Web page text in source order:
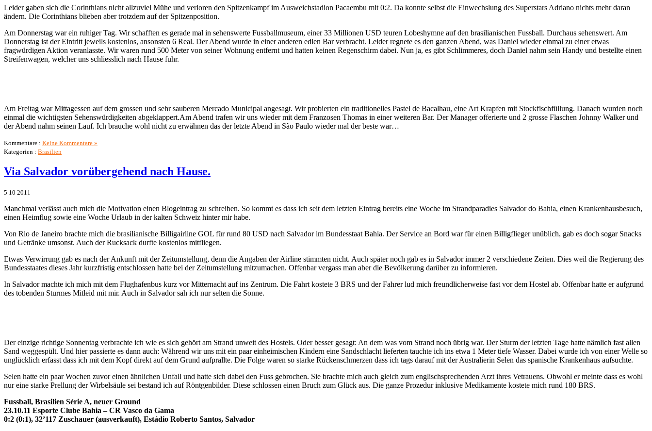
Leider gaben sich die Corinthians nicht allzuviel Mühe und verloren den Spitzenkampf im Ausweichstadion Pacaembu mit 0:2. Da konnte selbst die Einwechslung des Superstars Adriano nichts mehr daran
ändern. Die Corinthians blieben aber trotzdem auf der Spitzenposition.
Am Donnerstag war ein ruhiger Tag. Wir schafften es gerade mal in sehenswerte Fussballmuseum, einer 33 Millionen USD teuren Lobeshymne auf den brasilianischen Fussball. Durchaus sehenswert. Am
Donnerstag ist der Eintritt jeweils kostenlos, ansonsten 6 Real. Der Abend wurde in einer anderen edlen Bar verbracht. Leider regnete es den ganzen Abend, was Daniel wieder einmal zu einer etwas
fragwürdigen Aktion veranlasste. Wir waren rund 500 Meter von seiner Wohnung entfernt und hatten keinen Regenschirm dabei. Nun ja, es gibt Schlimmeres, doch Daniel nahm sein Handy und bestellte einen
Streifenwagen, welcher uns schliesslich nach Hause fuhr.
Am Freitag war Mittagessen auf dem grossen und sehr sauberen Mercado Municipal angesagt. Wir probierten ein traditionelles Pastel de Bacalhau, eine Art Krapfen mit Stockfischfüllung. Danach wurden noch
einmal die wichtigsten Sehenswürdigkeiten abgeklappert.Am Abend trafen wir uns wieder mit dem Franzosen Thomas in einer weiteren Bar. Der Manager offerierte und 2 grosse Flaschen Johnny Walker und
der Abend nahm seinen Lauf. Ich brauche wohl nicht zu erwähnen das der letzte Abend in São Paulo wieder mal der beste war…
Kommentare : Keine Kommentare »
Kategorien : Brasilien
Via Salvador vorübergehend nach Hause.
5 10 2011
Manchmal verlässt auch mich die Motivation einen Blogeintrag zu schreiben. So kommt es dass ich seit dem letzten Eintrag bereits eine Woche im Strandparadies Salvador do Bahia, einen Krankenhausbesuch,
einen Heimflug sowie eine Woche Urlaub in der kalten Schweiz hinter mir habe.
Von Rio de Janeiro brachte mich die brasilianische Billigairline GOL für rund 80 USD nach Salvador im Bundesstaat Bahia. Der Service an Bord war für einen Billigflieger unüblich, gab es doch sogar Snacks
und Getränke umsonst. Auch der Rucksack durfte kostenlos mitfliegen.
Etwas Verwirrung gab es nach der Ankunft mit der Zeitumstellung, denn die Angaben der Airline stimmten nicht. Auch später noch gab es in Salvador immer 2 verschiedene Zeiten. Dies weil die Regierung des
Bundesstaates dieses Jahr kurzfristig entschlossen hatte bei der Zeitumstellung mitzumachen. Offenbar vergass man aber die Bevölkerung darüber zu informieren.
In Salvador machte ich mich mit dem Flughafenbus kurz vor Mitternacht auf ins Zentrum. Die Fahrt kostete 3 BRS und der Fahrer lud mich freundlicherweise fast vor dem Hostel ab. Offenbar hatte er aufgrund
des tobenden Sturmes Mitleid mit mir. Auch in Salvador sah ich nur selten die Sonne.
Der einzige richtige Sonnentag verbrachte ich wie es sich gehört am Strand unweit des Hostels. Oder besser gesagt: An dem was vom Strand noch übrig war. Der Sturm der letzten Tage hatte nämlich fast allen
Sand weggespült. Und hier passierte es dann auch: Während wir uns mit ein paar einheimischen Kindern eine Sandschlacht lieferten tauchte ich ins etwa 1 Meter tiefe Wasser. Dabei wurde ich von einer Welle so
unglücklich erfasst dass ich mit dem Kopf direkt auf dem Grund aufprallte. Die Folge waren so starke Rückenschmerzen dass ich tags darauf mit der Australierin Selen das spanische Krankenhaus aufsuchte.
Selen hatte ein paar Wochen zuvor einen ähnlichen Unfall und hatte sich dabei den Fuss gebrochen. Sie brachte mich auch gleich zum englischsprechenden Arzt ihres Vetrauens. Obwohl er meinte dass es wohl
nur eine starke Prellung der Wirbelsäule sei bestand ich auf Röntgenbilder. Diese schlossen einen Bruch zum Glück aus. Die ganze Prozedur inklusive Medikamente kostete mich rund 180 BRS.
Fussball, Brasilien Série A, neuer Ground
23.10.11 Esporte Clube Bahia – CR Vasco da Gama
0:2 (0:1), 32’117 Zuschauer (ausverkauft), Estádio Roberto Santos, Salvador